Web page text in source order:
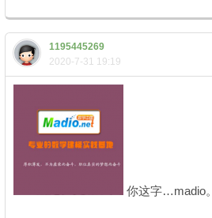
1195445269
2020-7-31 19:19
你这字…madio。